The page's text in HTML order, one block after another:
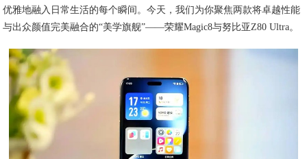
优雅地融入日常生活的每个瞬间。今天，我们为你聚焦两款将卓越性能
与出众颜值完美融合的“美学旗舰”——荣耀Magic8与努比亚Z80 Ultra。